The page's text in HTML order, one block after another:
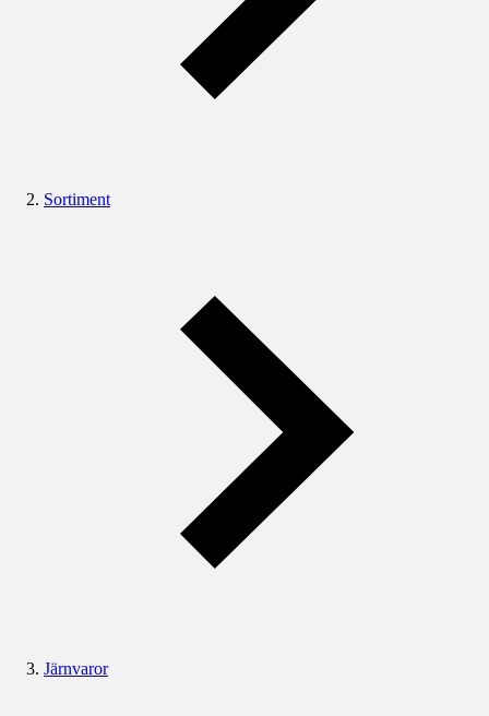
Sortiment
Järnvaror